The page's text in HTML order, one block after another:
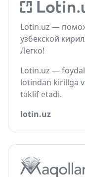
Lotin.uz —
узбекской
Легко!
Lotin.uz —
lotindan kirillga
taklif etadi.
lotin.uz